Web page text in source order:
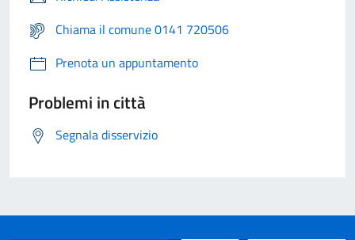
Chiama il comune 0141 720506
Prenota un appuntamento
Problemi in città
Segnala disservizio